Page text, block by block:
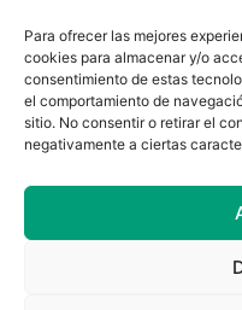
Para ofrecer las mejores
cookies para almacenar y/o
consentimiento de estas
el comportamiento de
sitio. No consentir o retirar el
negativamente a ciertas
Política de cookies